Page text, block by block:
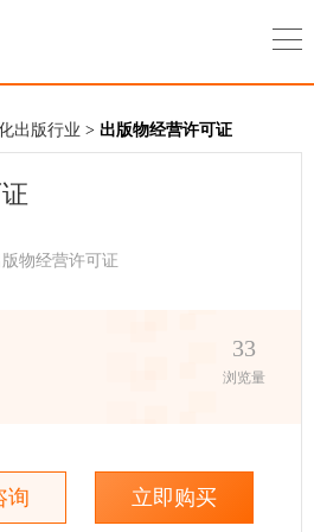
出版行业 > 出版物经营许可证
版物经营许可证
33
浏览量